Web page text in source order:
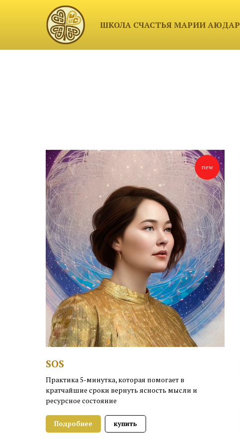
ШКОЛА СЧАСТЬЯ МАРИИ АЮДАР
new
SOS
Практика 5-минутка, которая помогает в
кратчайшие сроки вернуть ясность мысли и
ресурсное состояние
Подробнее купить